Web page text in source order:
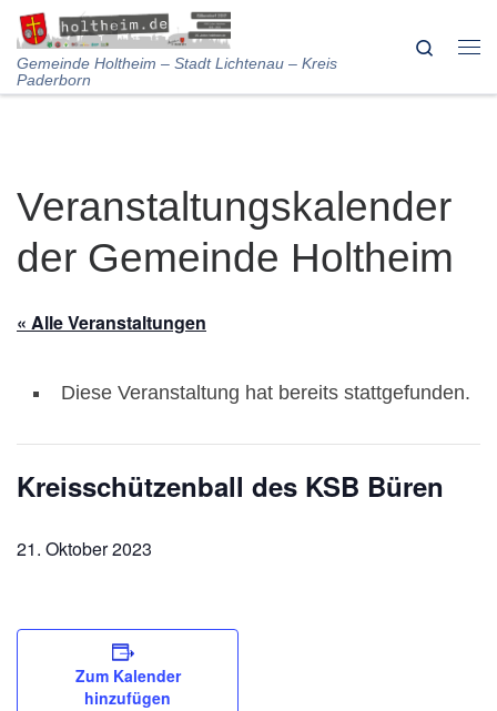
Skip to content
Gemeinde Holtheim – Stadt Lichtenau – Kreis
Paderborn
Search
Veranstaltungskalender
der Gemeinde Holtheim
« Alle Veranstaltungen
Diese Veranstaltung hat bereits stattgefunden.
Kreisschützenball des KSB Büren
21. Oktober 2023
Zum Kalender
hinzufügen